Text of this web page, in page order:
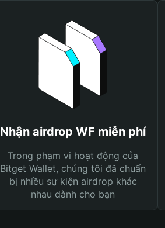
Nhận airdrop WF miễn phí
Trong phạm vi hoạt động của
Bitget Wallet, chúng tôi đã chuẩn
bị nhiều sự kiện airdrop khác
nhau dành cho bạn